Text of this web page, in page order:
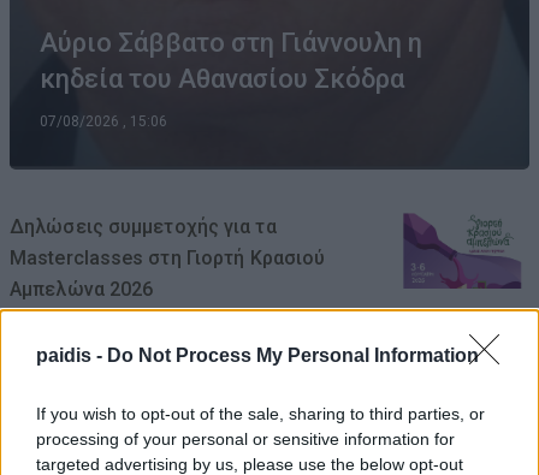
paidis - Do Not Process My Personal Information
If you wish to opt-out of the sale, sharing to third parties, or
processing of your personal or sensitive information for
targeted advertising by us, please use the below opt-out
Αύριο Σάββατο στη Γιάννουλη η
κηδεία του Αθανασίου Σκόδρα
07/08/2026 , 15:06
Δηλώσεις συμμετοχής για τα
Masterclasses στη Γιορτή Κρασιού
Αμπελώνα 2026
προχωρούν σε κοινή αμυντική συμφωνία
07/08/2026 , 14:01